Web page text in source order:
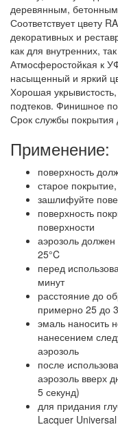
деревянным,
Соответствует цвету
декоративных и
как для внутренних,
Атмосферостойкая к
насыщенный и яркий
Хорошая
подтеков. Финишное
Срок службы покрытия
Применение:
поверхность
старое
зашлифуйте
поверхность
поверхности
аэрозоль
25°C
перед
минут
расстояние до
примерно 25 до
эмаль наносить
нанесением
аэрозоль
после
аэрозоль вверх
5 секунд)
для придания
Lacquer Universal